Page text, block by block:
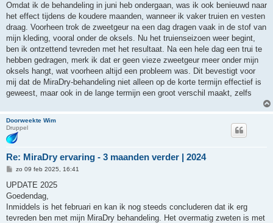
Omdat ik de behandeling in juni heb ondergaan, was ik ook benieuwd naar
het effect tijdens de koudere maanden, wanneer ik vaker truien en vesten
draag. Voorheen trok de zweetgeur na een dag dragen vaak in de stof van
mijn kleding, vooral onder de oksels. Nu het truienseizoen weer begint,
ben ik ontzettend tevreden met het resultaat. Na een hele dag een trui te
hebben gedragen, merk ik dat er geen vieze zweetgeur meer onder mijn
oksels hangt, wat voorheen altijd een probleem was. Dit bevestigt voor
mij dat de MiraDry-behandeling niet alleen op de korte termijn effectief is
geweest, maar ook in de lange termijn een groot verschil maakt, zelfs
Doorweekte Wim
Druppel
Re: MiraDry ervaring - 3 maanden verder | 2024
B
r
c
h
zo 09 feb 2025, 16:41
UPDATE 2025
Goedendag,
Inmiddels is het februari en kan ik nog steeds concluderen dat ik erg
tevreden ben met mijn MiraDry behandeling. Het overmatig zweten is met